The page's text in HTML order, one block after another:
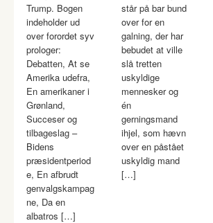
Trump. Bogen
indeholder ud
over forordet syv
prologer:
Debatten, At se
Amerika udefra,
En amerikaner i
Grønland,
Succeser og
tilbageslag –
Bidens
præsidentperiod
e, En afbrudt
genvalgskampag
ne, Da en
albatros […]
står på bar bund
over for en
galning, der har
bebudet at ville
slå tretten
uskyldige
mennesker og
én
gerningsmand
ihjel, som hævn
over en påstået
uskyldig mand
[…]